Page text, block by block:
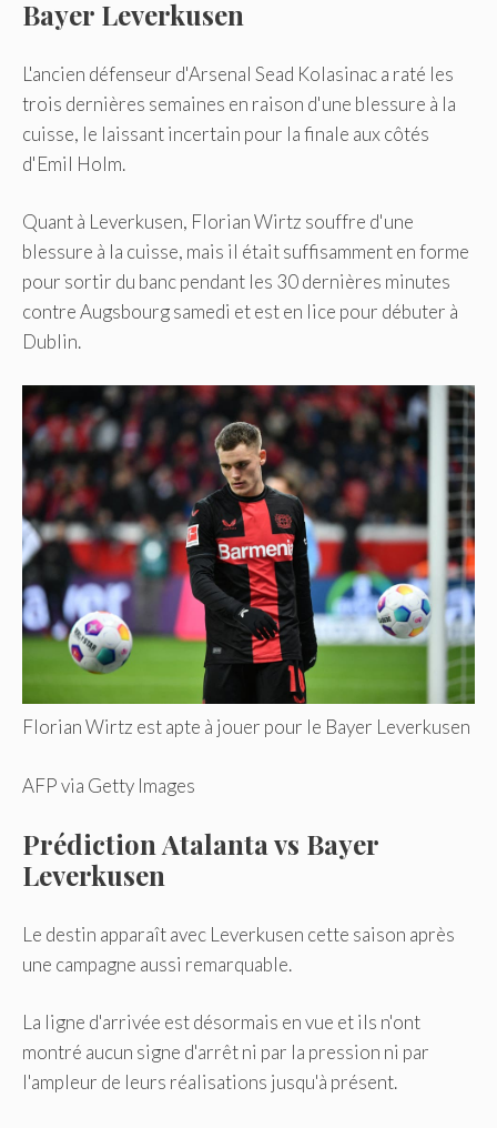
Bayer Leverkusen
L'ancien défenseur d'Arsenal Sead Kolasinac a raté les
trois dernières semaines en raison d'une blessure à la
cuisse, le laissant incertain pour la finale aux côtés
d'Emil Holm.
Quant à Leverkusen, Florian Wirtz souffre d'une
blessure à la cuisse, mais il était suffisamment en forme
pour sortir du banc pendant les 30 dernières minutes
contre Augsbourg samedi et est en lice pour débuter à
Dublin.
Florian Wirtz est apte à jouer pour le Bayer Leverkusen
AFP via Getty Images
Prédiction Atalanta vs Bayer
Leverkusen
Le destin apparaît avec Leverkusen cette saison après
une campagne aussi remarquable.
La ligne d'arrivée est désormais en vue et ils n'ont
montré aucun signe d'arrêt ni par la pression ni par
l'ampleur de leurs réalisations jusqu'à présent.